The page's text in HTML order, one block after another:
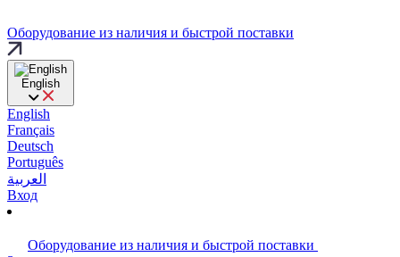
Оборудование из наличия и быстрой поставки
English
English
Français
Deutsch
Português
العربية
Вход
Оборудование из наличия и быстрой поставки